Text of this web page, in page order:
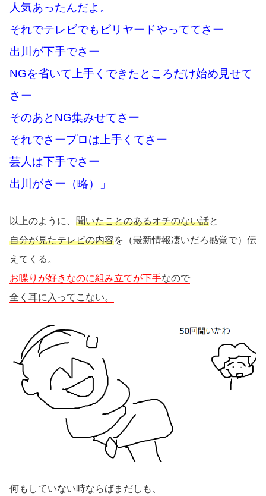
人気あったんだよ。
それでテレビでもビリヤードやっててさー
出川が下手でさー
NGを省いて上手くできたところだけ始め見せて
さー
そのあとNG集みせてさー
それでさープロは上手くてさー
芸人は下手でさー
出川がさー（略）」
以上のように、 聞いたことのあるオチのない話と
自分が見たテレビの内容を（最新情報凄いだろ感覚で）伝
えてくる。
お喋りが好きなのに組み立てが下手なので
全く耳に入ってこない。
何もしていない時ならばまだしも、